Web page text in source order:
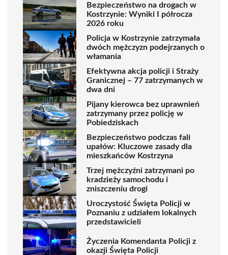
Bezpieczeństwo na drogach w
Kostrzynie: Wyniki I półrocza
2026 roku
Policja w Kostrzynie zatrzymała
dwóch mężczyzn podejrzanych o
włamania
Efektywna akcja policji i Straży
Granicznej – 77 zatrzymanych w
dwa dni
Pijany kierowca bez uprawnień
zatrzymany przez policję w
Pobiedziskach
Bezpieczeństwo podczas fali
upałów: Kluczowe zasady dla
mieszkańców Kostrzyna
Trzej mężczyźni zatrzymani po
kradzieży samochodu i
zniszczeniu drogi
Uroczystość Święta Policji w
Poznaniu z udziałem lokalnych
przedstawicieli
Życzenia Komendanta Policji z
okazji Święta Policji